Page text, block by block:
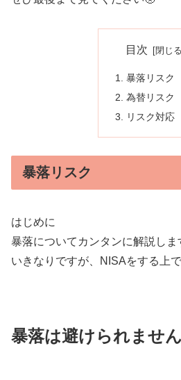
目次
暴落リスク
為替リスク
リスク対応
暴落リスク
はじめに
暴落についてカンタンに解説しま
いきなりですが、NISAをする上で
暴落は避けられませ